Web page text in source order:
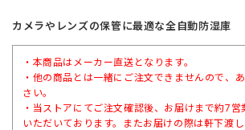
カメラやレンズの保管に最適な全自動防湿庫
・本商品はメーカー直送となります。
・他の商品とは一緒にご注文できませんので、
さい。
・当ストアにてご注文確認後、お届けまで約7営
いただいております。またお届けの際は軒下渡